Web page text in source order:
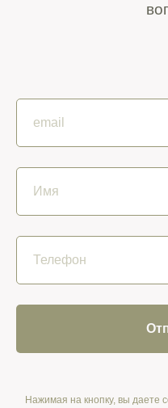
Нажимая на кнопку, вы даете